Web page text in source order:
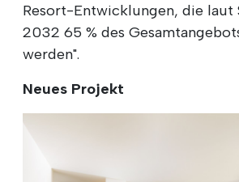
Resort-Entwicklungen, die laut
2032 65 % des
werden".
Neues Projekt